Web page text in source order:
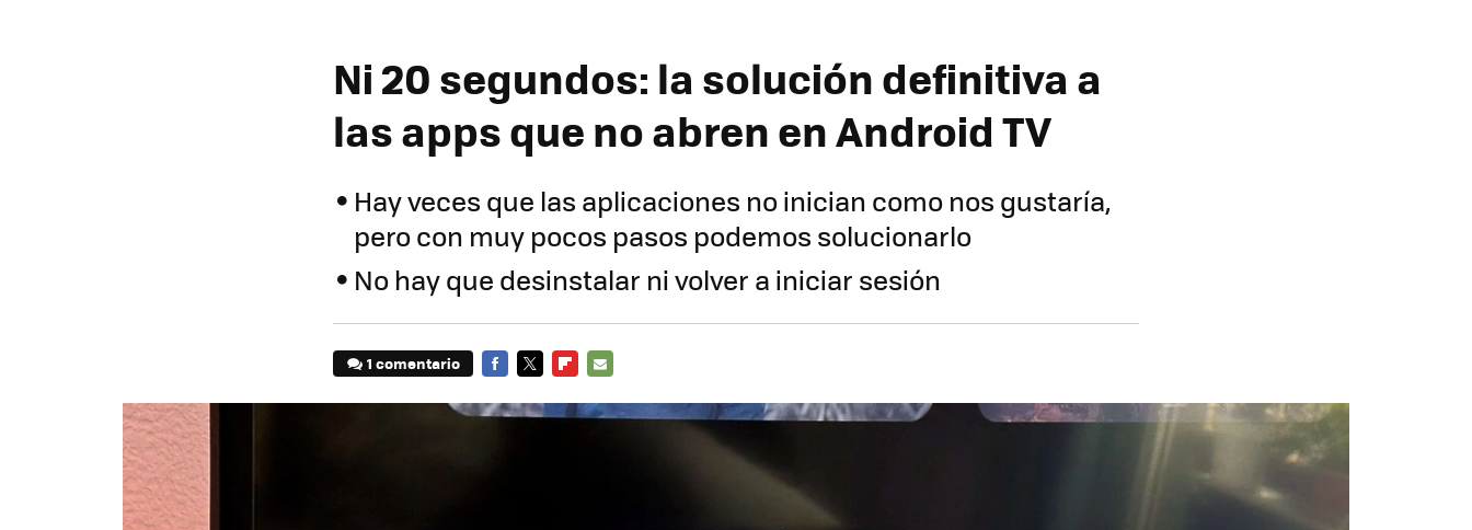
Ni 20 segundos: la solución definitiva a
las apps que no abren en Android TV
Hay veces que las aplicaciones no inician como nos gustaría,
pero con muy pocos pasos podemos solucionarlo
No hay que desinstalar ni volver a iniciar sesión
1 comentario
MAIL